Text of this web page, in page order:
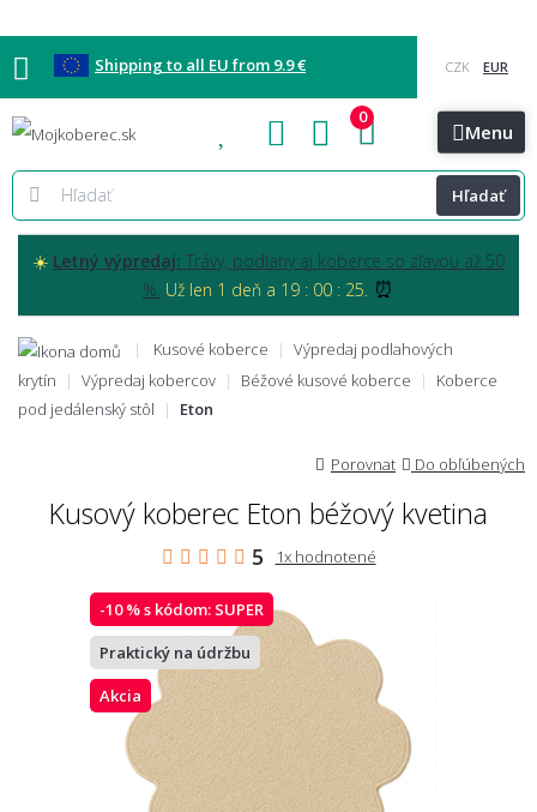
Shipping to all EU from 9.9 €
Blog Kontakt Menu
Hľadať
0
☀️ Letný výpredaj: Trávy, podlahy aj koberce so zľavou až 50
%. Už len 1 deň a 19 : 00 : 23. ⏰
Kusové koberce
Výpredaj podlahových
krytín
Výpredaj kobercov Béžové kusové koberce
Koberce
pod jedálenský stôl
Eton
Porovnat Do obľúbených
Kusový koberec Eton béžový kvetina
5 1x hodnotené
-10 % s kódom: SUPER
Praktický na údržbu
Akcia